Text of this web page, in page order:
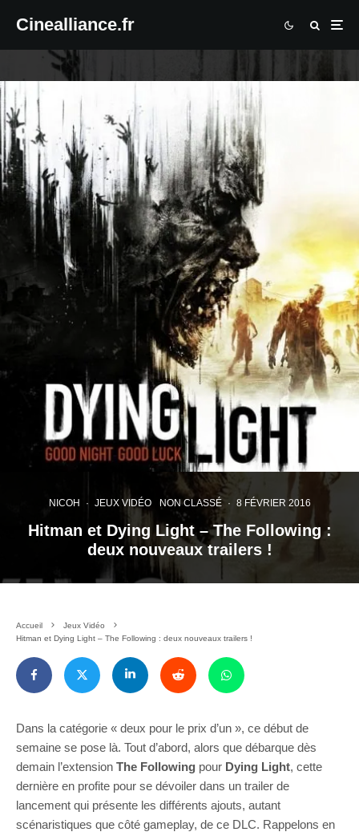
Cinealliance.fr
NICOH · JEUX VIDÉO NON CLASSÉ · 8 FÉVRIER 2016
Hitman et Dying Light – The Following :
deux nouveaux trailers !
Accueil
Jeux Vidéo
Hitman et Dying Light – The Following : deux nouveaux trailers !
Dans la catégorie « deux pour le prix d’un », ce début de
semaine se pose là. Tout d’abord, alors que débarque dès
demain l’extension The Following pour Dying Light, cette
dernière en profite pour se dévoiler dans un trailer de
lancement qui présente les différents ajouts, autant
scénaristiques que côté gameplay, de ce DLC. Rappelons en